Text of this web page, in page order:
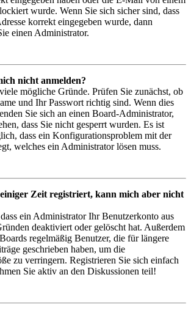
wurde. Wenn Sie sich sicher sind, dass
korrekt eingegeben wurde, dann
einen Administrator.
nicht anmelden?
mögliche Gründe. Prüfen Sie zunächst, ob
und Ihr Passwort richtig sind. Wenn dies
Sie sich an einen Board-Administrator,
dass Sie nicht gesperrt wurden. Es ist
dass ein Konfigurationsproblem mit der
welches ein Administrator lösen muss.
Zeit registriert, kann mich aber nicht
ein Administrator Ihr Benutzerkonto aus
deaktiviert oder gelöscht hat. Außerdem
regelmäßig Benutzer, die für längere
geschrieben haben, um die
zu verringern. Registrieren Sie sich einfach
Sie aktiv an den Diskussionen teil!